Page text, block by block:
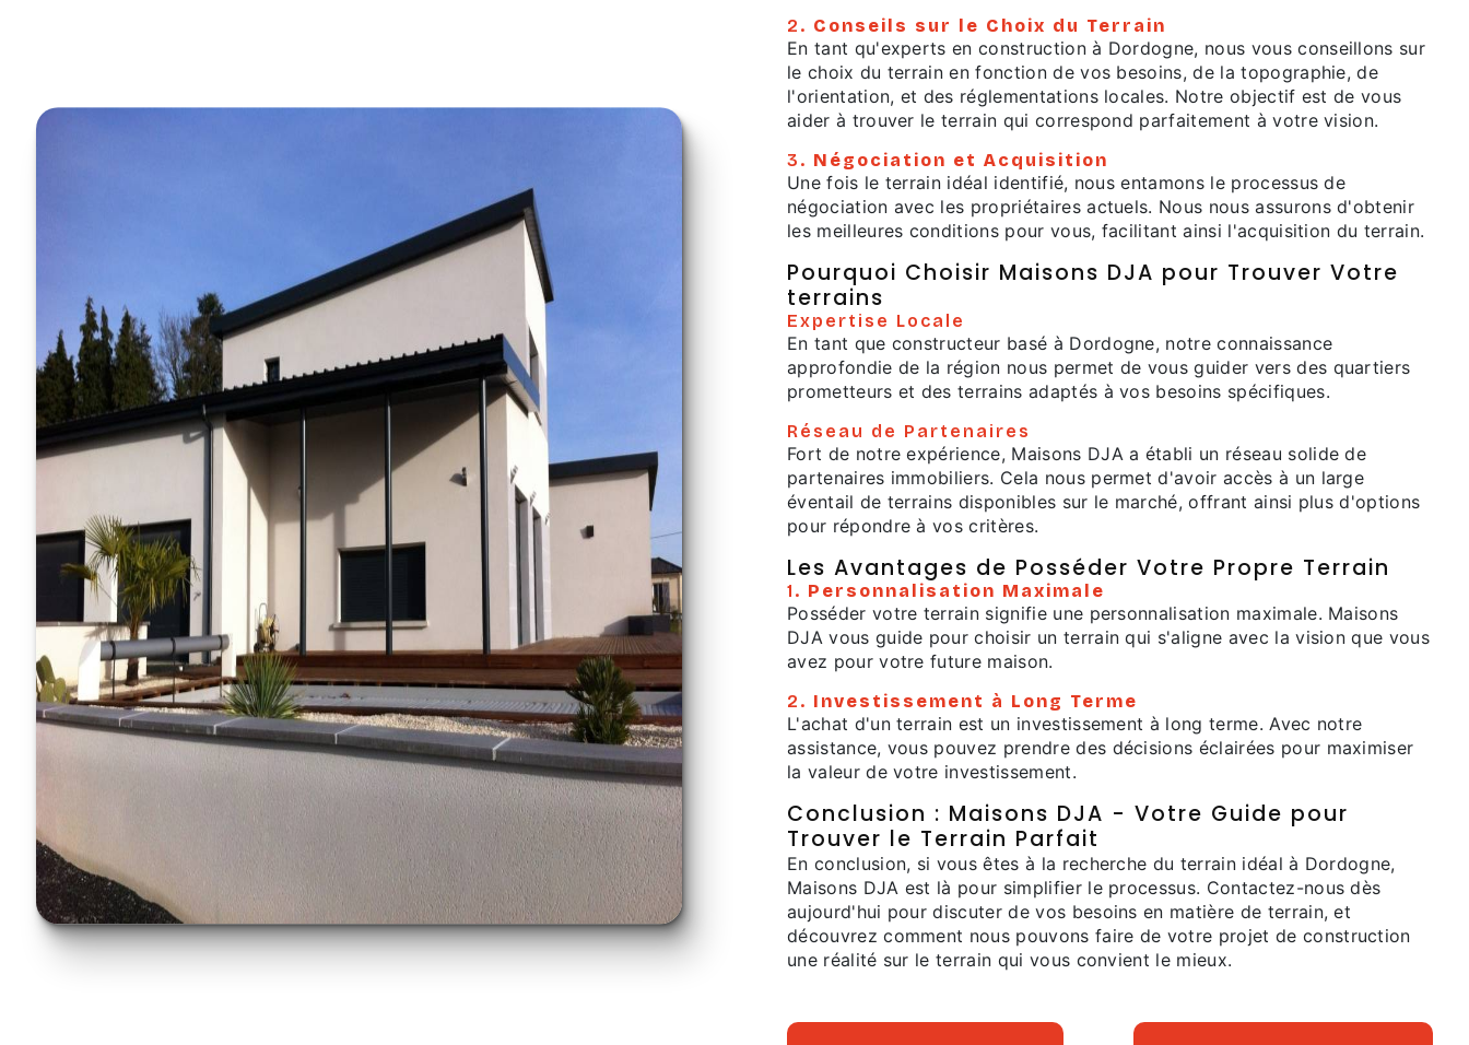
2. Conseils sur le Choix du Terrain
En tant qu'experts en construction à Dordogne, nous vous conseillons sur
le choix du terrain en fonction de vos besoins, de la topographie, de
l'orientation, et des réglementations locales. Notre objectif est de vous
aider à trouver le terrain qui correspond parfaitement à votre vision.
3. Négociation et Acquisition
Une fois le terrain idéal identifié, nous entamons le processus de
négociation avec les propriétaires actuels. Nous nous assurons d'obtenir
les meilleures conditions pour vous, facilitant ainsi l'acquisition du terrain.
Pourquoi Choisir Maisons DJA pour Trouver Votre
terrains
Expertise Locale
En tant que constructeur basé à Dordogne, notre connaissance
approfondie de la région nous permet de vous guider vers des quartiers
prometteurs et des terrains adaptés à vos besoins spécifiques.
Réseau de Partenaires
Fort de notre expérience, Maisons DJA a établi un réseau solide de
partenaires immobiliers. Cela nous permet d'avoir accès à un large
éventail de terrains disponibles sur le marché, offrant ainsi plus d'options
pour répondre à vos critères.
Les Avantages de Posséder Votre Propre Terrain
1. Personnalisation Maximale
Posséder votre terrain signifie une personnalisation maximale. Maisons
DJA vous guide pour choisir un terrain qui s'aligne avec la vision que vous
avez pour votre future maison.
2. Investissement à Long Terme
L'achat d'un terrain est un investissement à long terme. Avec notre
assistance, vous pouvez prendre des décisions éclairées pour maximiser
la valeur de votre investissement.
Conclusion : Maisons DJA - Votre Guide pour
Trouver le Terrain Parfait
En conclusion, si vous êtes à la recherche du terrain idéal à Dordogne,
Maisons DJA est là pour simplifier le processus. Contactez-nous dès
aujourd'hui pour discuter de vos besoins en matière de terrain, et
découvrez comment nous pouvons faire de votre projet de construction
une réalité sur le terrain qui vous convient le mieux.